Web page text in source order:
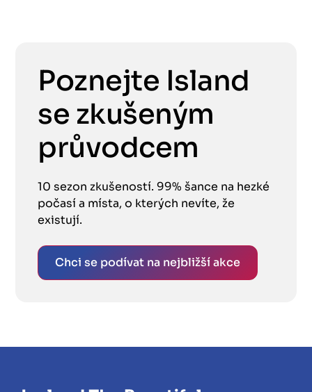
Poznejte Island
se zkušeným
průvodcem
10 sezon zkušeností. 99% šance na hezké
počasí a místa, o kterých nevíte, že
existují.
Chci se podívat na nejbližší akce